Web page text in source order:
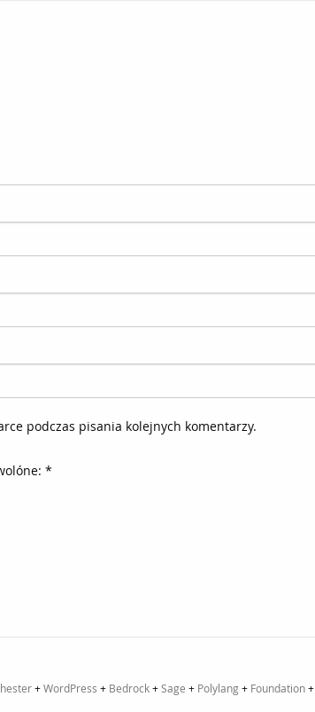
podczas pisania kolejnych komentarzy.
*
+WordPress + Bedrock+Sage + Polylang+ Foundation+